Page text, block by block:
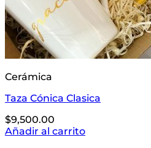
Cerámica
Taza Cónica Clasica
$9,500.00
Añadir al carrito